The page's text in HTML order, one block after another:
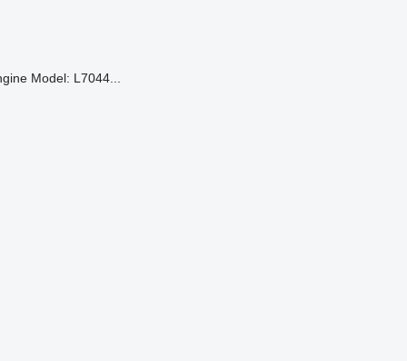
Model: L7044...